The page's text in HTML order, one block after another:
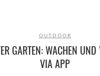
OUTDOOR
GARTEN: WACHEN UND
VIA APP